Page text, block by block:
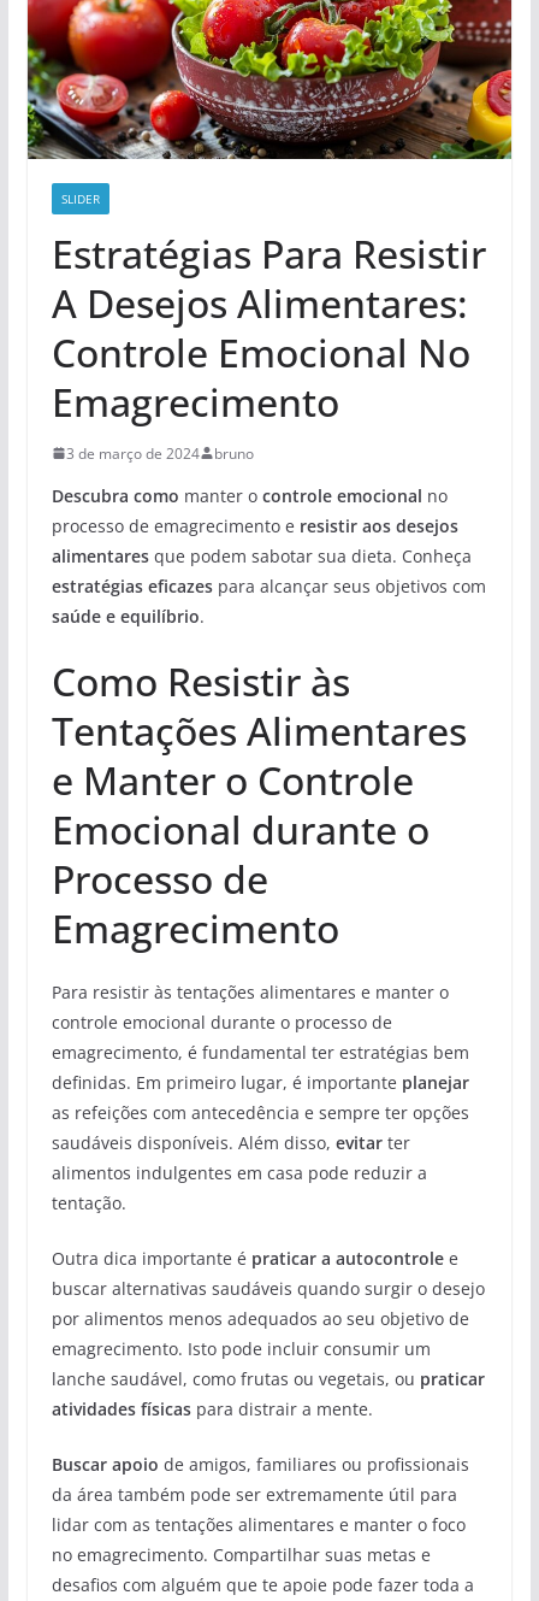
SLIDER
Estratégias Para Resistir
A Desejos Alimentares:
Controle Emocional No
Emagrecimento
3 de março de 2024 bruno
Descubra como manter o controle emocional no
processo de emagrecimento e resistir aos desejos
alimentaresque podem sabotar sua dieta. Conheça
estratégias eficazespara alcançar seus objetivos com
saúde e equilíbrio.
Como Resistir às
Tentações Alimentares
e Manter o Controle
Emocional durante o
Processo de
Emagrecimento
Para resistir às tentações alimentares e manter o
controle emocional durante o processo de
emagrecimento, é fundamental ter estratégias bem
definidas. Em primeiro lugar, é importante planejar
as refeições com antecedência e sempre ter opções
saudáveis disponíveis. Além disso, evitarter
alimentos indulgentes em casa pode reduzir a
tentação.
Outra dica importante é praticar a autocontrolee
buscar alternativas saudáveis quando surgir o desejo
por alimentos menos adequados ao seu objetivo de
emagrecimento. Isto pode incluir consumir um
lanche saudável, como frutas ou vegetais, ou praticar
atividades físicaspara distrair a mente.
Buscar apoio de amigos, familiares ou profissionais
da área também pode ser extremamente útil para
lidar com as tentações alimentares e manter o foco
no emagrecimento. Compartilhar suas metas e
desafios com alguém que te apoie pode fazer toda a